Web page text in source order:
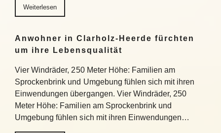
Weiterlesen
Anwohner in Clarholz-Heerde fürchten
um ihre Lebensqualität
Vier Windräder, 250 Meter Höhe: Familien am
Sprockenbrink und Umgebung fühlen sich mit ihren
Einwendungen übergangen. Vier Windräder, 250
Meter Höhe: Familien am Sprockenbrink und
Umgebung fühlen sich mit ihren Einwendungen…